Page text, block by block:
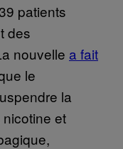
patients
des
nouvelle a fait
le
la
et